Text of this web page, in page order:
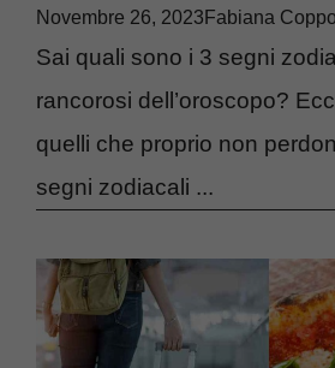
Novembre 26, 2023 Fabiana
Sai quali sono i 3 segni
rancorosi dell’oroscopo?
quelli che proprio non
segni zodiacali ...